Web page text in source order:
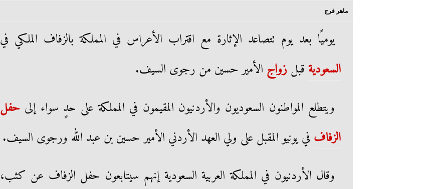
ماهر فرج
يوميًا بعد يوم تتصاعد الإثارة مع اقتراب الأعراس في المملكة بالزفاف الملكي في
السعوديةقبل زواج الأمير حسين من رجوى السيف.
ويتطلع المواطنون السعوديون والأردنيون المقيمون في المملكة على حدٍ سواء إلى حفل
الزفاففي يونيو المقبل على ولي العهد الأردني الأمير حسين بن عبد الله ورجوى السيف.
وقال الأردنيون في المملكة العربية السعودية إنهم سيتابعون حفل الزفاف عن كثب،